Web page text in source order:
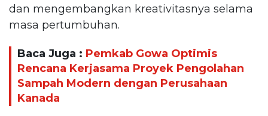
dan mengembangkan kreativitasnya selama
masa pertumbuhan.
Baca Juga : Pemkab Gowa Optimis
Rencana Kerjasama Proyek Pengolahan
Sampah Modern dengan Perusahaan
Kanada